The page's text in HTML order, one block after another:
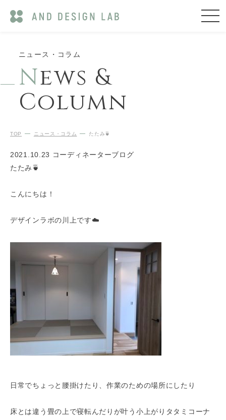
ニュース・コラム
News &
Column
TOP ニュース・コラム たたみ🍵
2021.10.23 コーディネーターブログ
たたみ🍵
こんにちは！
デザインラボの川上です☁️
日常でちょっと腰掛けたり、作業のための場所にしたり
床とは違う畳の上で寝転んだりが叶う小上がりタタミコーナ